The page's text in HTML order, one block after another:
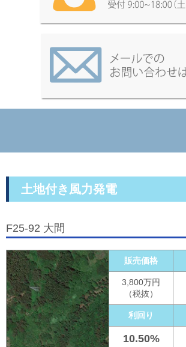
土地付き風力発電
F25-92 大間
販売価格
3,800万円
（税抜）
利回り
10.50%